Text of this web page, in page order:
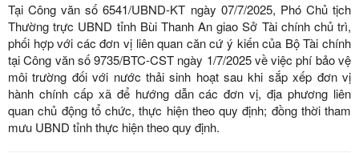
Tại Công văn số 6541/UBND-KT ngày 07/7/2025, Phó Chủ tịch
Thường trực UBND tỉnh Bùi Thanh An giao Sở Tài chính chủ trì,
phối hợp với các đơn vị liên quan căn cứ ý kiến của Bộ Tài chính
tại Công văn số 9735/BTC-CST ngày 1/7/2025 về việc phí bảo vệ
môi trường đối với nước thải sinh hoạt sau khi sắp xếp đơn vị
hành chính cấp xã để hướng dẫn các đơn vị, địa phương liên
quan chủ động tổ chức, thực hiện theo quy định; đồng thời tham
mưu UBND tỉnh thực hiện theo quy định.